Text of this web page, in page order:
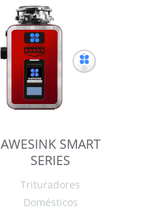
AWESINK SMART
SERIES
Trituradores
Domésticos